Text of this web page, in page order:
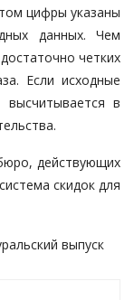
цифры указаны
данных. Чем
четких
Если исходные
в
действующих
скидок для
выпуск